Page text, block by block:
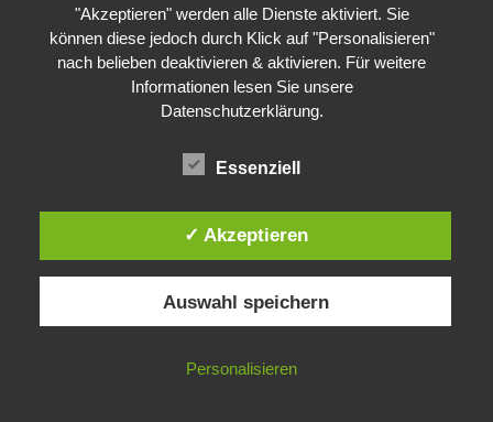
Reihen gegen Olympia, in Die Südostschweiz 6.3.2013).
Pult wies auf wichtige Argumente gegen
Kommerzmaschine gemacht. Die Werte des Sports sind
nebensächlich geworden.“ – „Wir mussten auf die
Propagandabotschaft der Befürworter, es sei möglich, kleine,
nachhaltige, umweltfreundliche Spiele zu machen, reagieren.
Sie hatten das Gegenteil von dem erzählt, wasOlympische
Olympischen Spiele zeigen… Die Rahmenbedingungen legt
Spur.“ – „Unsere Hauptargumentation war nun mal die, dass
"Akzeptieren" werden alle Dienste aktiviert. Sie
können diese jedoch durch Klick auf "Personalisieren"
nach belieben deaktivieren & aktivieren. Für weitere
Informationen lesen Sie unsere
Datenschutzerklärung.
Essenziell
✓ Akzeptieren
Auswahl speichern
Personalisieren